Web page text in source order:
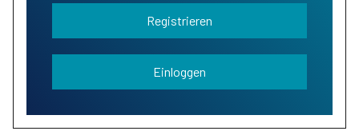
Registrieren
Einloggen